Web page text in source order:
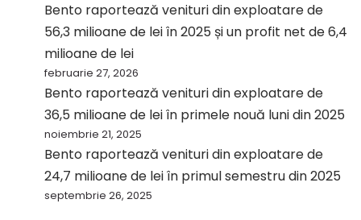
Bento raportează venituri din exploatare de
56,3 milioane de lei în 2025 și un profit net de 6,4
milioane de lei
februarie 27, 2026
Bento raportează venituri din exploatare de
36,5 milioane de lei în primele nouă luni din 2025
noiembrie 21, 2025
Bento raportează venituri din exploatare de
24,7 milioane de lei în primul semestru din 2025
septembrie 26, 2025